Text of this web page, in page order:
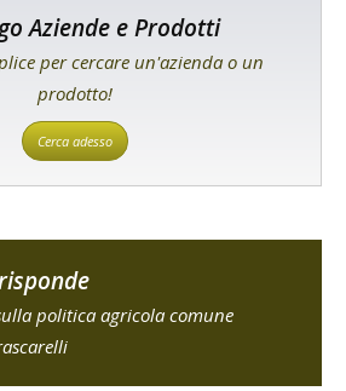
Aziende e Prodotti
per cercare un'azienda o un
prodotto!
Cerca adesso
politica agricola comune